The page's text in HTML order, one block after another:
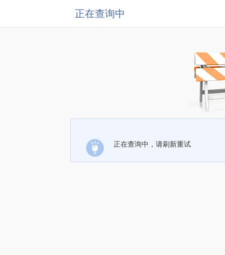
正在查询中
正在查询中，请刷新重试